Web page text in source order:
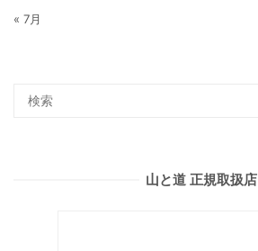
« 7月
山と道 正規取扱店